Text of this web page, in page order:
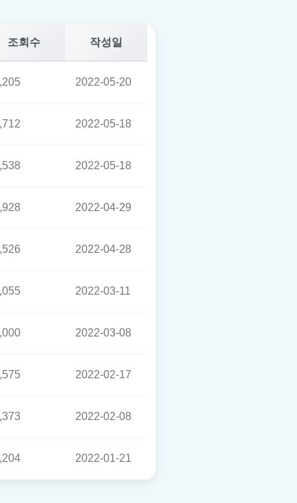
조회수 작성일
2022-05-20
2022-05-18
2022-05-18
2022-04-29
2022-04-28
2022-03-11
2022-03-08
2022-02-17
2022-02-08
2022-01-21